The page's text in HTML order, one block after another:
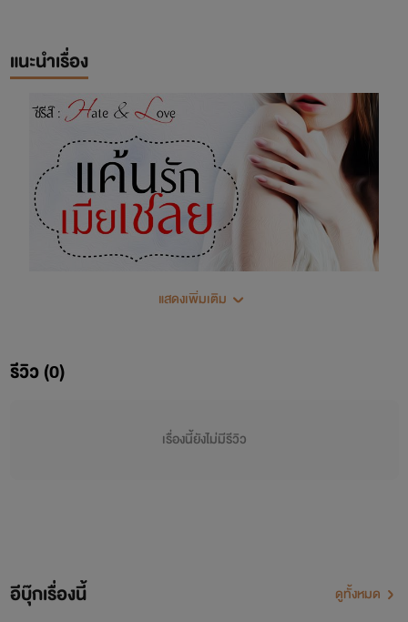
แนะนำเรื่อง
แสดงเพิ่มเติม
รีวิว (0)
เรื่องนี้ยังไม่มีรีวิว
อีบุ๊กเรื่องนี้ ดูทั้งหมด